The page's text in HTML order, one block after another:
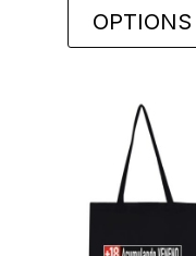
OPTIONS
options